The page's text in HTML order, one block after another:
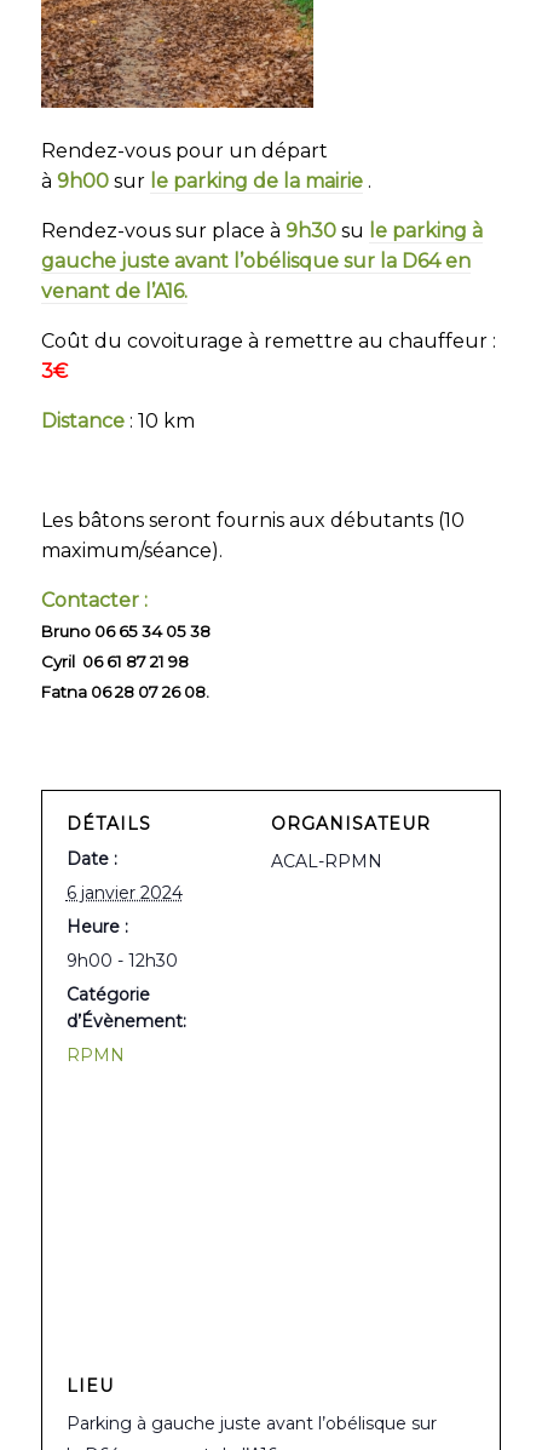
Rendez-vous pour un départ
à 9h00sur le parking de la mairie.
Rendez-vous sur place à 9h30su le parking à
gauche juste avant l’obélisque sur la D64 en
venant de l’A16.
Coût du covoiturage à remettre au chauffeur :
3€
Distance: 10 km
Les bâtons seront fournis aux débutants (10
maximum/séance).
Contacter :
Bruno 06 65 34 05 38
Cyril 06 61 87 21 98
Fatna 06 28 07 26 08.
DÉTAILS
Date :
6 janvier 2024
Heure :
9h00 - 12h30
Catégorie
d’Évènement:
RPMN
ORGANISATEUR
ACAL-RPMN
LIEU
Parking à gauche juste avant l’obélisque sur